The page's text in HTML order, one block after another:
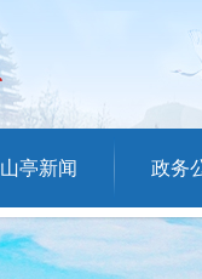
山亭新闻 政务